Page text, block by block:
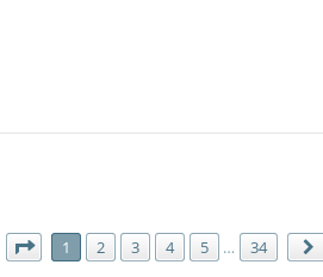
Страница из
1 2 3 4 5 … 34